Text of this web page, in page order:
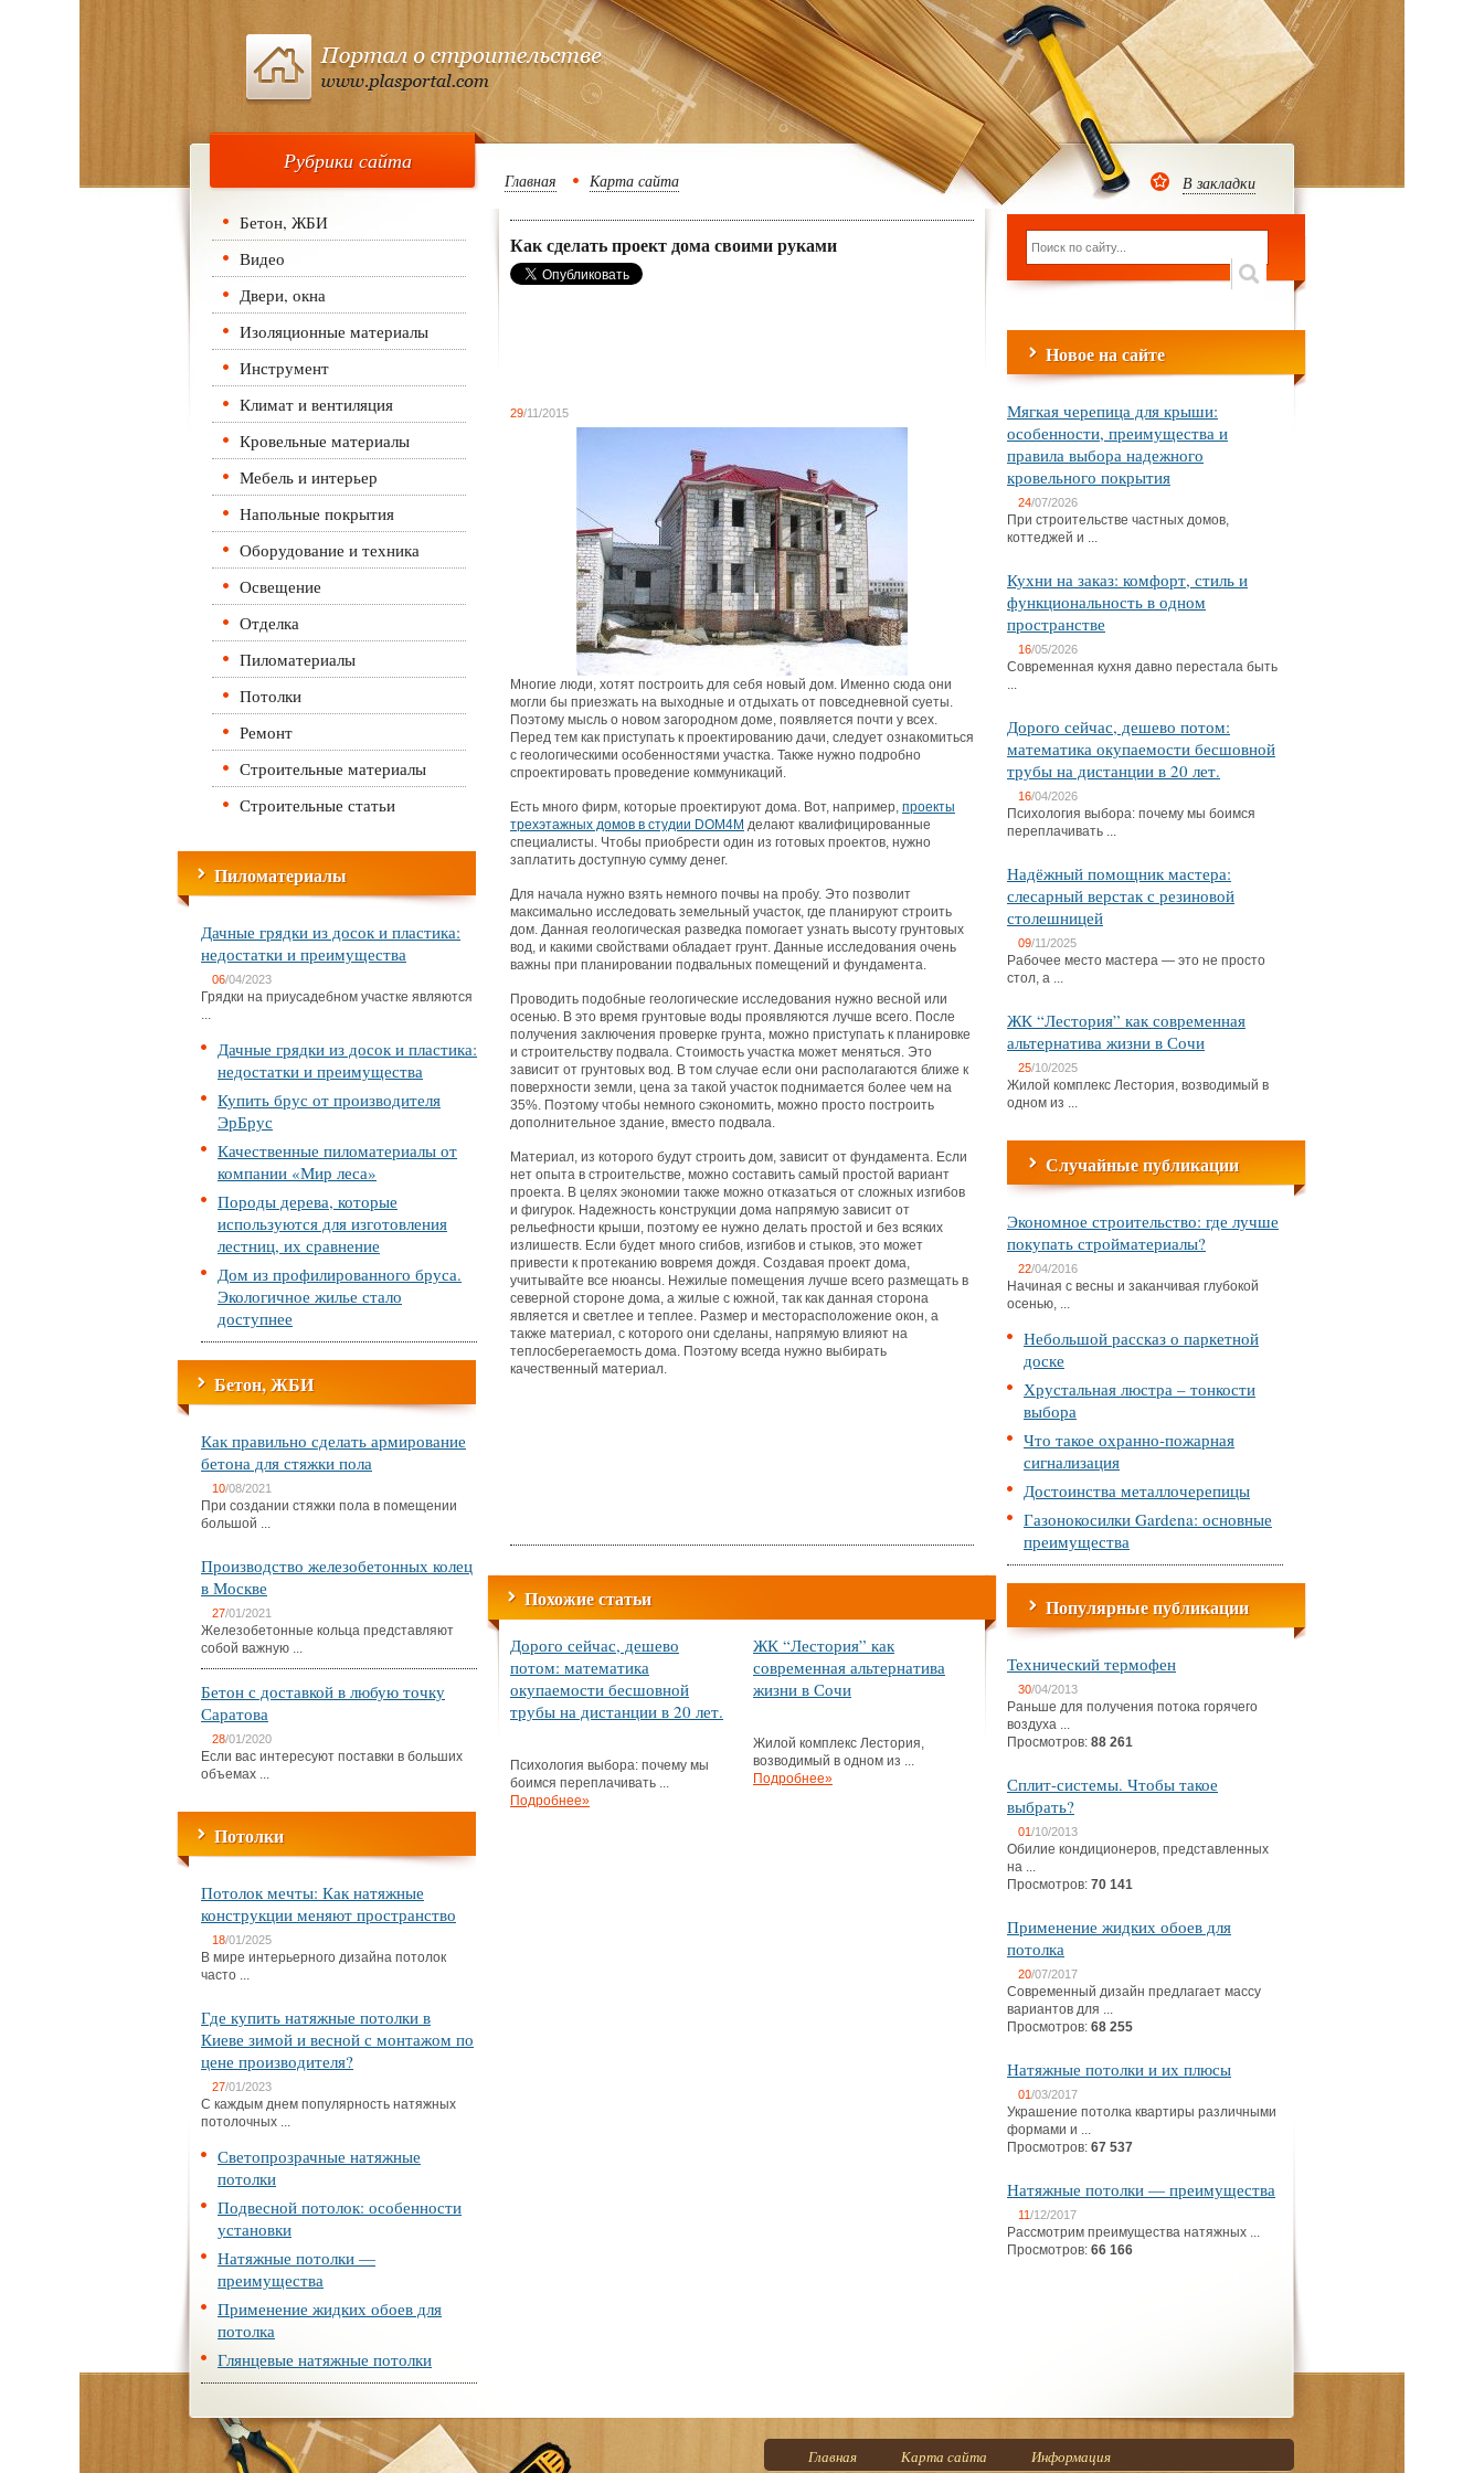
Рубрики сайта
Бетон, ЖБИ
Видео
Двери, окна
Изоляционные материалы
Инструмент
Климат и вентиляция
Кровельные материалы
Мебель и интерьер
Напольные покрытия
Оборудование и техника
Освещение
Отделка
Пиломатериалы
Потолки
Ремонт
Строительные материалы
Строительные статьи
Пиломатериалы
Дачные грядки из досок и пластика:
недостатки и преимущества
06/04/2023
Грядки на приусадебном участке являются
...
Дачные грядки из досок и пластика:
недостатки и преимущества
Купить брус от производителя
ЭрБрус
Качественные пиломатериалы от
компании «Мир леса»
Породы дерева, которые
используются для изготовления
лестниц, их сравнение
Дом из профилированного бруса.
Экологичное жилье стало
доступнее
Бетон, ЖБИ
Как правильно сделать армирование
бетона для стяжки пола
10/08/2021
При создании стяжки пола в помещении
большой ...
Производство железобетонных колец
в Москве
27/01/2021
Железобетонные кольца представляют
собой важную ...
Бетон с доставкой в любую точку
Саратова
28/01/2020
Если вас интересуют поставки в больших
объемах ...
Потолки
Потолок мечты: Как натяжные
конструкции меняют пространство
18/01/2025
В мире интерьерного дизайна потолок
часто ...
Где купить натяжные потолки в
Киеве зимой и весной с монтажом по
цене производителя?
27/01/2023
С каждым днем популярность натяжных
потолочных ...
Светопрозрачные натяжные
потолки
Подвесной потолок: особенности
установки
Натяжные потолки —
преимущества
Применение жидких обоев для
потолка
Глянцевые натяжные потолки
Главная Карта сайта
Как сделать проект дома своими руками
29/11/2015
Многие люди, хотят построить для себя новый дом. Именно сюда они
могли бы приезжать на выходные и отдыхать от повседневной суеты.
Поэтому мысль о новом загородном доме, появляется почти у всех.
Перед тем как приступать к проектированию дачи, следует ознакомиться
с геологическими особенностями участка. Также нужно подробно
спроектировать проведение коммуникаций.
Есть много фирм, которые проектируют дома. Вот, например, проекты
трехэтажных домов в студии DOM4M делают квалифицированные
специалисты. Чтобы приобрести один из готовых проектов, нужно
заплатить доступную сумму денег.
Для начала нужно взять немного почвы на пробу. Это позволит
максимально исследовать земельный участок, где планируют строить
дом. Данная геологическая разведка помогает узнать высоту грунтовых
вод, и какими свойствами обладает грунт. Данные исследования очень
важны при планировании подвальных помещений и фундамента.
Проводить подобные геологические исследования нужно весной или
осенью. В это время грунтовые воды проявляются лучше всего. После
получения заключения проверке грунта, можно приступать к планировке
и строительству подвала. Стоимость участка может меняться. Это
зависит от грунтовых вод. В том случае если они располагаются ближе к
поверхности земли, цена за такой участок поднимается более чем на
35%. Поэтому чтобы немного сэкономить, можно просто построить
дополнительное здание, вместо подвала.
Материал, из которого будут строить дом, зависит от фундамента. Если
нет опыта в строительстве, можно составить самый простой вариант
проекта. В целях экономии также можно отказаться от сложных изгибов
и фигурок. Надежность конструкции дома напрямую зависит от
рельефности крыши, поэтому ее нужно делать простой и без всяких
излишеств. Если будет много сгибов, изгибов и стыков, это может
привести к протеканию вовремя дождя. Создавая проект дома,
учитывайте все нюансы. Нежилые помещения лучше всего размещать в
северной стороне дома, а жилые с южной, так как данная сторона
является и светлее и теплее. Размер и месторасположение окон, а
также материал, с которого они сделаны, напрямую влияют на
теплосберегаемость дома. Поэтому всегда нужно выбирать
качественный материал.
Похожие статьи
Дорого сейчас, дешево
потом: математика
окупаемости бесшовной
трубы на дистанции в 20 лет.
Психология выбора: почему мы
боимся переплачивать ...
Подробнее»
ЖК “Лестория” как
современная альтернатива
жизни в Сочи
Жилой комплекс Лестория,
возводимый в одном из ...
Подробнее»
В закладки
Новое на сайте
Мягкая черепица для крыши:
особенности, преимущества и
правила выбора надежного
кровельного покрытия
24/07/2026
При строительстве частных домов,
коттеджей и ...
Кухни на заказ: комфорт, стиль и
функциональность в одном
пространстве
16/05/2026
Современная кухня давно перестала быть
...
Дорого сейчас, дешево потом:
математика окупаемости бесшовной
трубы на дистанции в 20 лет.
16/04/2026
Психология выбора: почему мы боимся
переплачивать ...
Надёжный помощник мастера:
слесарный верстак с резиновой
столешницей
09/11/2025
Рабочее место мастера — это не просто
стол, а ...
ЖК “Лестория” как современная
альтернатива жизни в Сочи
25/10/2025
Жилой комплекс Лестория, возводимый в
одном из ...
Случайные публикации
Экономное строительство: где лучше
покупать стройматериалы?
22/04/2016
Начиная с весны и заканчивая глубокой
осенью, ...
Небольшой рассказ о паркетной
доске
Хрустальная люстра – тонкости
выбора
Что такое охранно-пожарная
сигнализация
Достоинства металлочерепицы
Газонокосилки Gardena: основные
преимущества
Популярные публикации
Технический термофен
30/04/2013
Раньше для получения потока горячего
воздуха ...
Просмотров: 88 261
Сплит-системы. Чтобы такое
выбрать?
01/10/2013
Обилие кондиционеров, представленных
на ...
Просмотров: 70 141
Применение жидких обоев для
потолка
20/07/2017
Современный дизайн предлагает массу
вариантов для ...
Просмотров: 68 255
Натяжные потолки и их плюсы
01/03/2017
Украшение потолка квартиры различными
формами и ...
Просмотров: 67 537
Натяжные потолки — преимущества
11/12/2017
Рассмотрим преимущества натяжных ...
Просмотров: 66 166
Главная Карта сайта Информация